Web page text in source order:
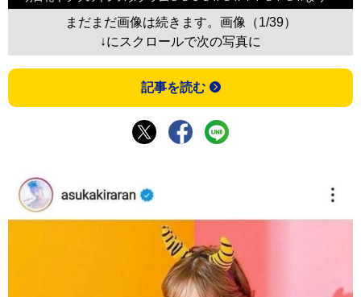
まだまだ画像は続きます。画像（1/39）
↓にスクロールで次の写真に
記事を読む